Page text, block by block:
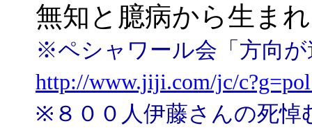
無知と臆病から生ま
※ペシャワール会「方向が
http://www.jiji.com/jc/
※８００人伊藤さんの死